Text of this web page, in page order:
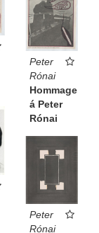
Peter
Rónai
Hommage
á Peter
Rónai
Peter
Rónai